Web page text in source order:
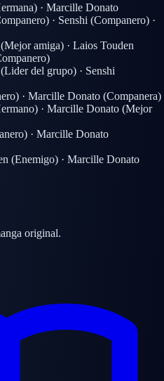
· Marcille Donato
· Senshi (Companero) ·
(Mejor amiga) · Laios Touden
(Lider del grupo) · Senshi
· Marcille Donato (Companera)
· Marcille Donato (Mejor
· Marcille Donato
(Enemigo) · Marcille Donato
original.